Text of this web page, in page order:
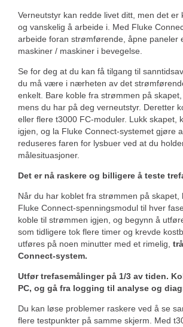
Verneutstyr kan redde livet ditt, men det er
og vanskelig å arbeide i. Med Fluke
arbeide foran strømførende, åpne paneler
maskiner / maskiner i bevegelse.
Se for deg at du kan få tilgang til
du må være i nærheten av det
enkelt. Bare koble fra strømmen på
mens du har på deg verneutstyr. Deretter
eller flere t3000 FC-moduler. Lukk skapet,
igjen, og la Fluke Connect-systemet gjøre
reduseres faren for lysbuer ved at du
målesituasjoner.
Det er nå raskere og billigere å teste
Når du har koblet fra strømmen på skapet,
Fluke Connect-spenningsmodul til hver
koble til strømmen igjen, og begynn å
som tidligere tok flere timer og krevde
utføres på noen minutter med et rimelig,
Connect-system.
Utfør trefasemålinger på 1/3 av tiden.
PC, og gå fra logging til analyse og
Du kan løse problemer raskere ved å se
flere testpunkter på samme skjerm. Med